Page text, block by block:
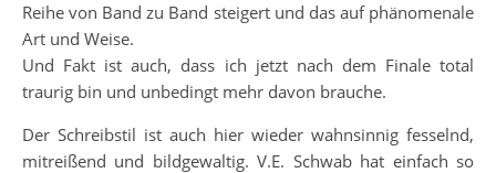
Reihe von Band zu Band steigert und das auf phänomenale
Art und Weise.
Und Fakt ist auch, dass ich jetzt nach dem Finale total
traurig bin und unbedingt mehr davon brauche.
Der Schreibstil ist auch hier wieder wahnsinnig fesselnd,
mitreißend und bildgewaltig. V.E. Schwab hat einfach so